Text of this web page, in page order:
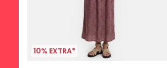
10% EXTRA*